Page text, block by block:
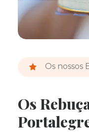
Os nossos
Os